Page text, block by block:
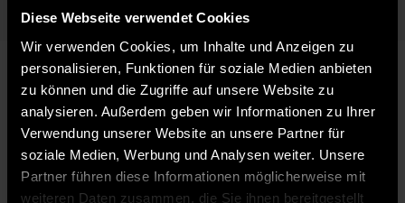
Diese Webseite verwendet Cookies
Wir verwenden Cookies, um Inhalte und Anzeigen zu
personalisieren, Funktionen für soziale Medien anbieten
zu können und die Zugriffe auf unsere Website zu
analysieren. Außerdem geben wir Informationen zu Ihrer
Verwendung unserer Website an unsere Partner für
soziale Medien, Werbung und Analysen weiter. Unsere
Partner führen diese Informationen möglicherweise mit
weiteren Daten zusammen, die Sie ihnen bereitgestellt
M
Solid
Herren Hoodie
39,90 €
59,95 €
XS
S
Solid
Herren Pullover Redwood in